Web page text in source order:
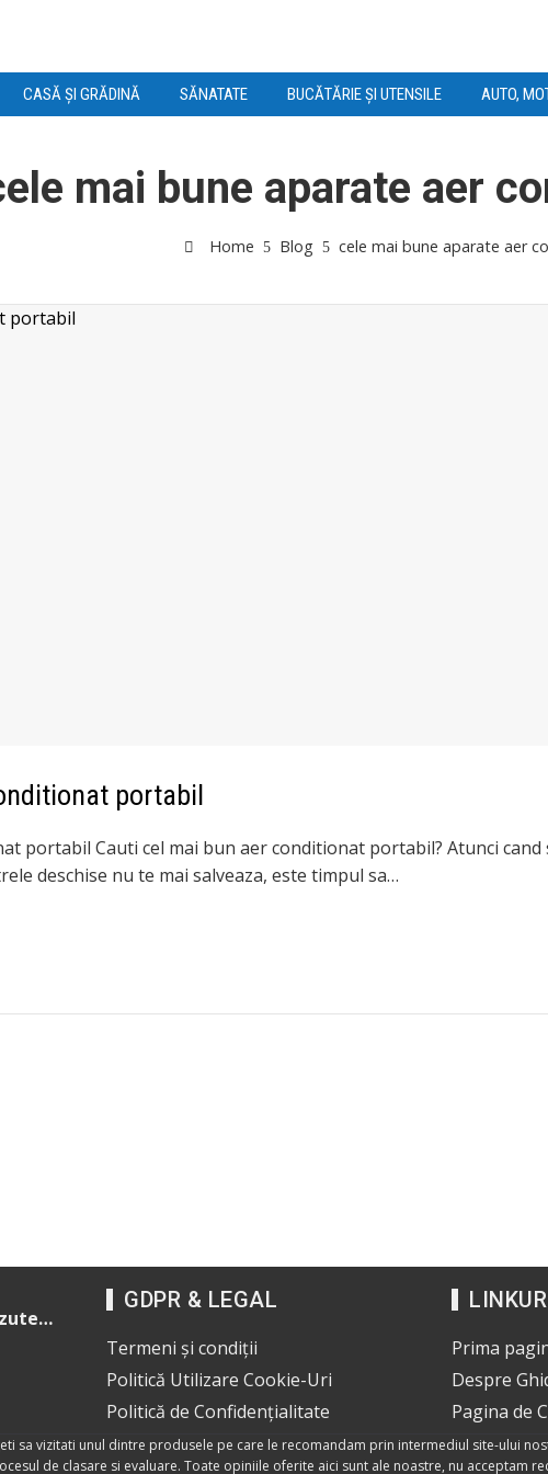
CASĂ ȘI GRĂDINĂ SĂNATATE BUCĂTĂRIE ȘI UTENSILE AUTO,
mai bune aparate aer
Home Blog cele mai bune aparate aer
portabil
portabil Cauti cel mai bun aer conditionat portabil? Atunci cand
deschise nu te mai salveaza, este timpul sa…
GDPR & LEGAL
Termeni și condiții
Politică Utilizare Cookie-Uri
Politică de Confidențialitate
Prima
Despre
Pagina de
sa vizitati unul dintre produsele pe care le recomandam prin intermediul site-ului
de clasare si evaluare. Toate opiniile oferite aici sunt ale noastre, nu acceptam